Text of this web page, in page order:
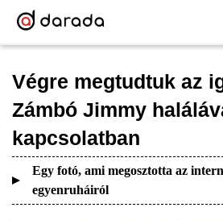
Végre megtudtuk az
Zámbó Jimmy
kapcsolatban
Egy fotó, ami megosztotta az
egyenruháiról